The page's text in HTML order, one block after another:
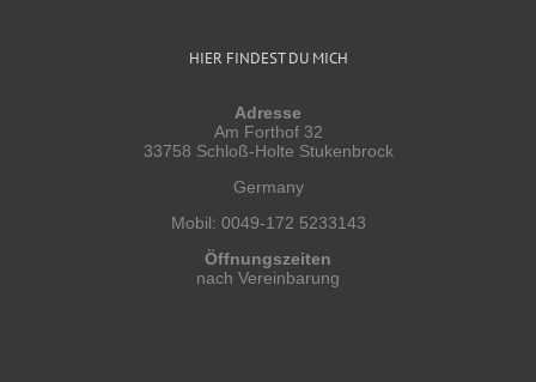
HIER FINDEST DU MICH
Adresse
Am Forthof 32
33758 Schloß-Holte Stukenbrock
Germany
Mobil: 0049-172 5233143
Öffnungszeiten
nach Vereinbarung